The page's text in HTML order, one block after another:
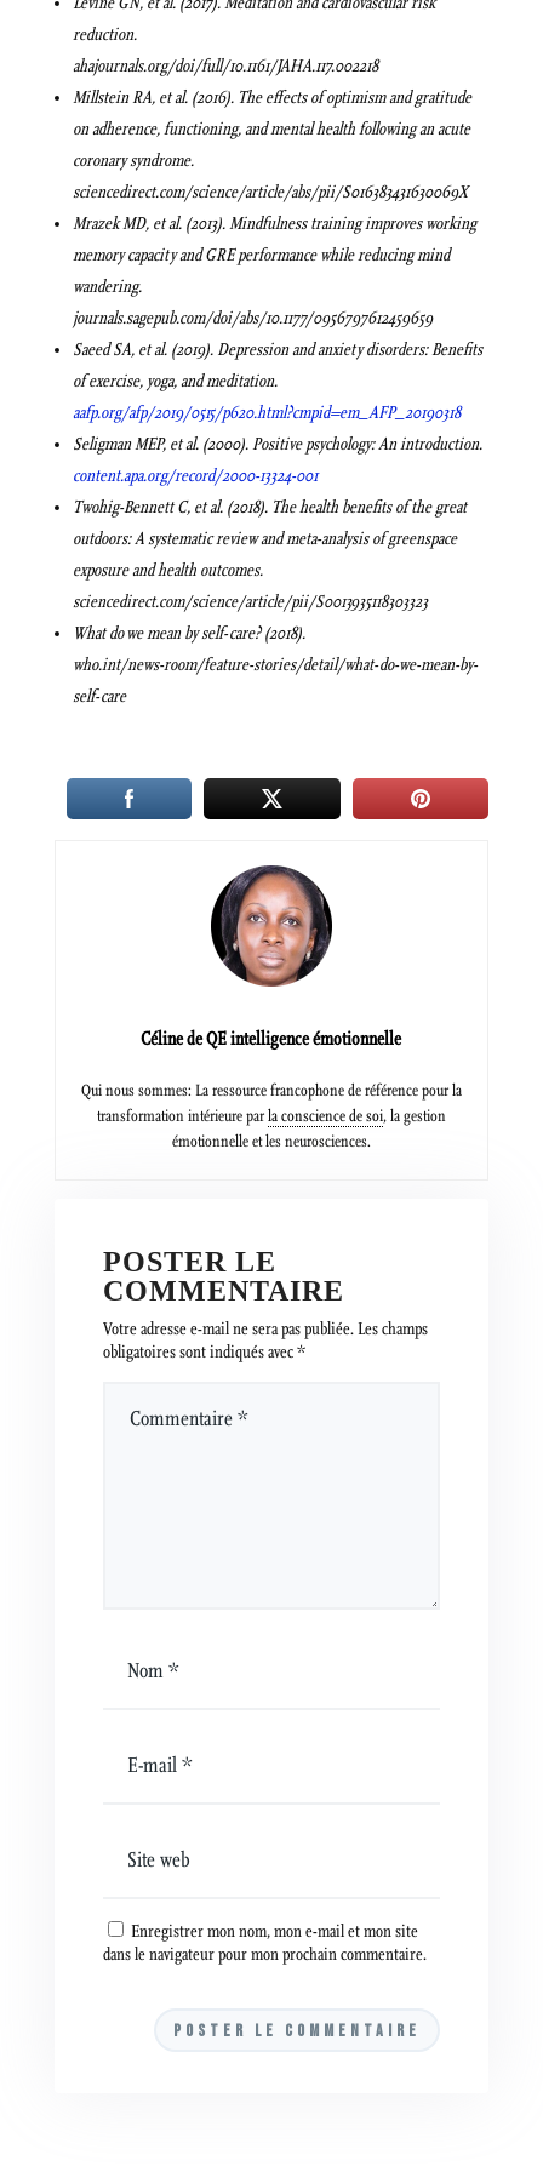
reduction.
ahajournals.org/doi/full/10.1161/JAHA.117.002218
Millstein RA, et al. (2016). The effects of optimism and gratitude
on adherence, functioning, and mental health following an acute
coronary syndrome.
sciencedirect.com/science/article/abs/pii/S016383431630069X
Mrazek MD, et al. (2013). Mindfulness training improves working
memory capacity and GRE performance while reducing mind
wandering.
journals.sagepub.com/doi/abs/10.1177/0956797612459659
Saeed SA, et al. (2019). Depression and anxiety disorders: Benefits
of exercise, yoga, and meditation.
aafp.org/afp/2019/0515/p620.html?cmpid=em_AFP_20190318
Seligman MEP, et al. (2000). Positive psychology: An introduction.
content.apa.org/record/2000-13324-001
Twohig-Bennett C, et al. (2018). The health benefits of the great
outdoors: A systematic review and meta-analysis of greenspace
exposure and health outcomes.
sciencedirect.com/science/article/pii/S0013935118303323
What do we mean by self-care? (2018).
who.int/news-room/feature-stories/detail/what-do-we-mean-by-
self-care
Céline de QE intelligence émotionnelle
Qui nous sommes: La ressource francophone de référence pour la
transformation intérieure parla conscience de soi, la gestion
émotionnelle et les neurosciences.
POSTER LE
COMMENTAIRE
Votre adresse e-mail ne sera pas publiée.Les champs
obligatoires sont indiqués avec*
Enregistrer mon nom, mon e-mail et mon site
dans le navigateur pour mon prochain commentaire.